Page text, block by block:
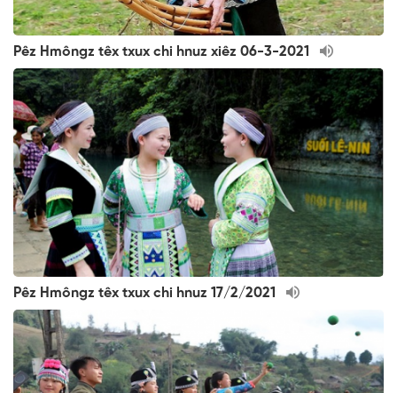
Pêz Hmôngz têx txux chi hnuz xiêz 06-3-2021
Pêz Hmôngz têx txux chi hnuz 17/2/2021